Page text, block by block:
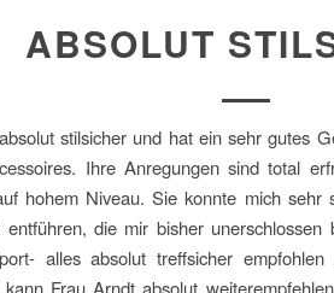
ABSOLUT
stilsicher und hat ein sehr gutes
Ihre Anregungen sind total
hohem Niveau. Sie konnte mich sehr
entführen, die mir bisher
alles absolut treffsicher
Frau Arndt absolut